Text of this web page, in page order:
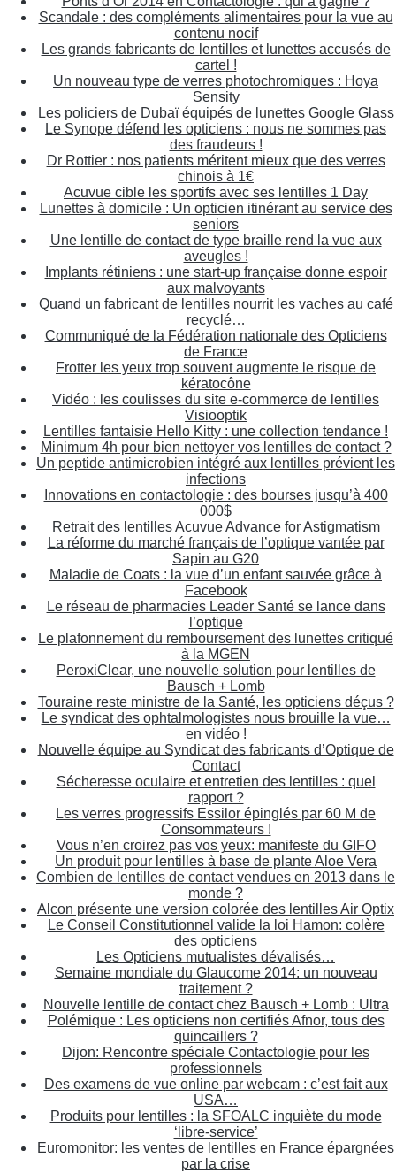
Scandale : des compléments alimentaires pour la vue au
contenu nocif
Les grands fabricants de lentilles et lunettes accusés de
cartel !
Un nouveau type de verres photochromiques : Hoya
Sensity
Les policiers de Dubaï équipés de lunettes Google Glass
Le Synope défend les opticiens : nous ne sommes pas
des fraudeurs !
Dr Rottier : nos patients méritent mieux que des verres
chinois à 1€
Acuvue cible les sportifs avec ses lentilles 1 Day
Lunettes à domicile : Un opticien itinérant au service des
seniors
Une lentille de contact de type braille rend la vue aux
aveugles !
Implants rétiniens : une start-up française donne espoir
aux malvoyants
Quand un fabricant de lentilles nourrit les vaches au café
recyclé…
Communiqué de la Fédération nationale des Opticiens
de France
Frotter les yeux trop souvent augmente le risque de
kératocône
Vidéo : les coulisses du site e-commerce de lentilles
Visiooptik
Lentilles fantaisie Hello Kitty : une collection tendance !
Minimum 4h pour bien nettoyer vos lentilles de contact ?
Un peptide antimicrobien intégré aux lentilles prévient les
infections
Innovations en contactologie : des bourses jusqu’à 400
000$
Retrait des lentilles Acuvue Advance for Astigmatism
La réforme du marché français de l’optique vantée par
Sapin au G20
Maladie de Coats : la vue d’un enfant sauvée grâce à
Facebook
Le réseau de pharmacies Leader Santé se lance dans
l’optique
Le plafonnement du remboursement des lunettes critiqué
à la MGEN
PeroxiClear, une nouvelle solution pour lentilles de
Bausch + Lomb
Touraine reste ministre de la Santé, les opticiens déçus ?
Le syndicat des ophtalmologistes nous brouille la vue…
en vidéo !
Nouvelle équipe au Syndicat des fabricants d’Optique de
Contact
Sécheresse oculaire et entretien des lentilles : quel
rapport ?
Les verres progressifs Essilor épinglés par 60 M de
Consommateurs !
Vous n’en croirez pas vos yeux: manifeste du GIFO
Un produit pour lentilles à base de plante Aloe Vera
Combien de lentilles de contact vendues en 2013 dans le
monde ?
Alcon présente une version colorée des lentilles Air Optix
Le Conseil Constitutionnel valide la loi Hamon: colère
des opticiens
Les Opticiens mutualistes dévalisés…
Semaine mondiale du Glaucome 2014: un nouveau
traitement ?
Nouvelle lentille de contact chez Bausch + Lomb : Ultra
Polémique : Les opticiens non certifiés Afnor, tous des
quincaillers ?
Dijon: Rencontre spéciale Contactologie pour les
professionnels
Des examens de vue online par webcam : c’est fait aux
USA…
Produits pour lentilles : la SFOALC inquiète du mode
‘libre-service’
Euromonitor: les ventes de lentilles en France épargnées
par la crise